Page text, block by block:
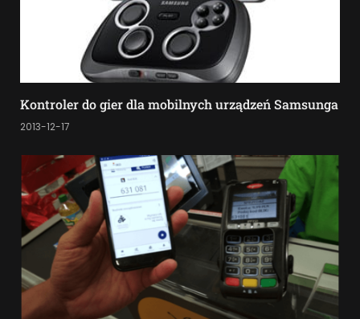
Kontroler do gier dla mobilnych urządzeń Samsunga
2013-12-17